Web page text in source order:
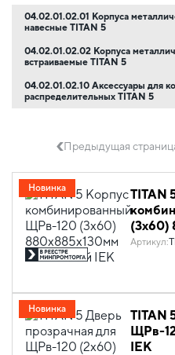
04.02.01 Корпуса
распределительные
04.02.01.02.01 Корпуса
навесные TITAN 5
04.02.01.02.02 Корпуса
встраиваемые TITAN 5
04.02.01.02.10 Аксессуары для
распределительных TITAN 5
Предыдущая
TITAN
(3х60)
белый
Артикул:
Новинка
TITAN
ЩРв-
IEK
Новинка